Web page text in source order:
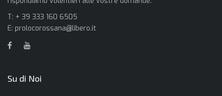
T: + 39 333 160 6505
E: prolocorossana@libero.it
Su di Noi